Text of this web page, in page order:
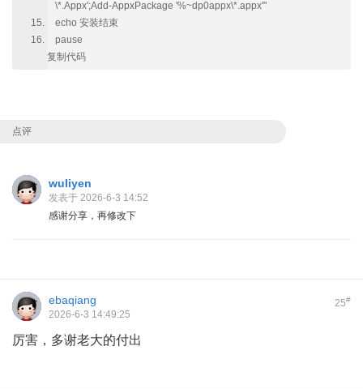
\*.Appx';Add-AppxPackage '%~dp0appx\*.appx'"
echo 安装结束
pause
复制代码
点评
wuliyen
发表于 2026-6-3 14:52
感谢分享，再修改下
25#
ebaqiang
2026-6-3 14:49:25
厉害，多谢老大的付出